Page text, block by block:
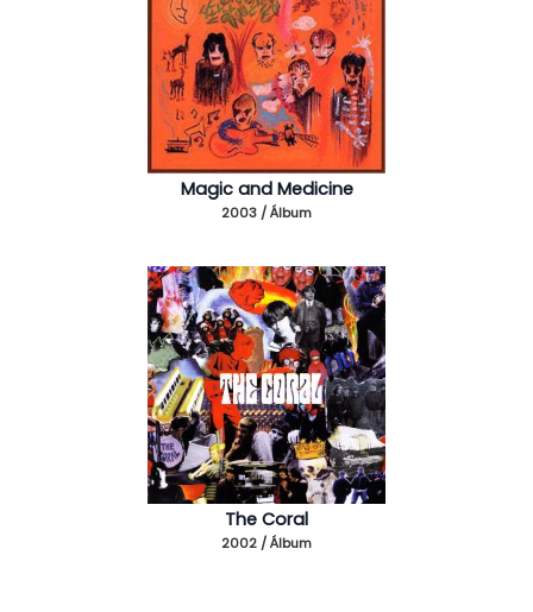
Magic and Medicine
2003 / Álbum
The Coral
2002 / Álbum